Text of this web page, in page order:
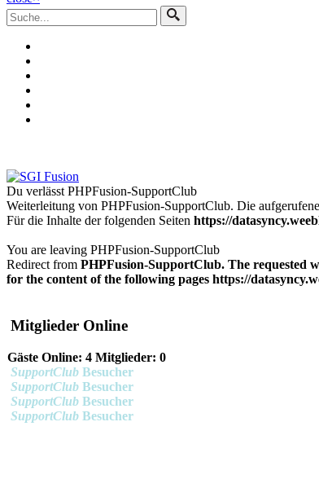
Du verlässt PHPFusion-SupportClub
Weiterleitung von PHPFusion-SupportClub. Die
Für die Inhalte der folgenden Seiten https://
You are leaving PHPFusion-SupportClub
Redirect from PHPFusion-SupportClub. The requested
for the content of the following pages https://
Mitglieder Online
Gäste Online: 4 Mitglieder: 0
SupportClub Besucher
SupportClub Besucher
SupportClub Besucher
SupportClub Besucher